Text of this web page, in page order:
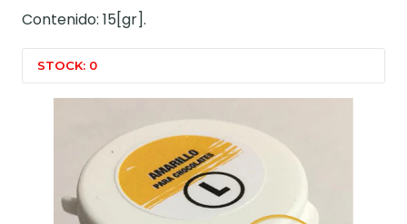
Contenido: 15[gr].
STOCK: 0